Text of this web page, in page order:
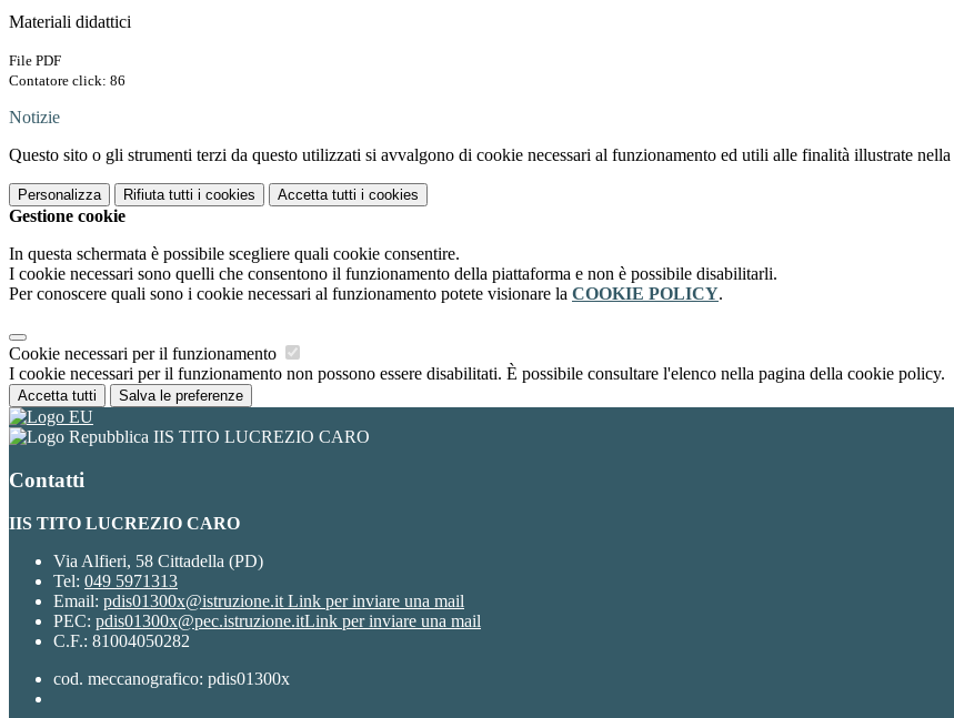
Materiali didattici
File PDF
Contatore click: 86
Notizie
Questo sito o gli strumenti terzi da questo utilizzati si avvalgono di cookie necessari al funzionamento ed utili alle finalità illustrate nella
Personalizza Rifiuta tutti i cookies Accetta tutti i cookies
Gestione cookie
In questa schermata è possibile scegliere quali cookie consentire.
I cookie necessari sono quelli che consentono il funzionamento della piattaforma e non è possibile disabilitarli.
Per conoscere quali sono i cookie necessari al funzionamento potete visionare la COOKIE POLICY.
Cookie necessari per il funzionamento
I cookie necessari per il funzionamento non possono essere disabilitati. È possibile consultare l'elenco nella pagina della cookie policy.
Accetta tutti Salva le preferenze
IIS TITO LUCREZIO CARO
Contatti
IIS TITO LUCREZIO CARO
Via Alfieri, 58 Cittadella (PD)
Tel: 049 5971313
Email: pdis01300x@istruzione.it Link per inviare una mail
PEC: pdis01300x@pec.istruzione.itLink per inviare una mail
C.F.: 81004050282
cod. meccanografico: pdis01300x